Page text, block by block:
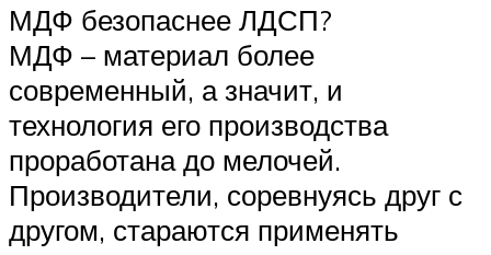
МДФ безопаснее ЛДСП?
МДФ – материал более
современный, а значит, и
технология его производства
проработана до мелочей.
Производители, соревнуясь друг с
другом, стараются применять